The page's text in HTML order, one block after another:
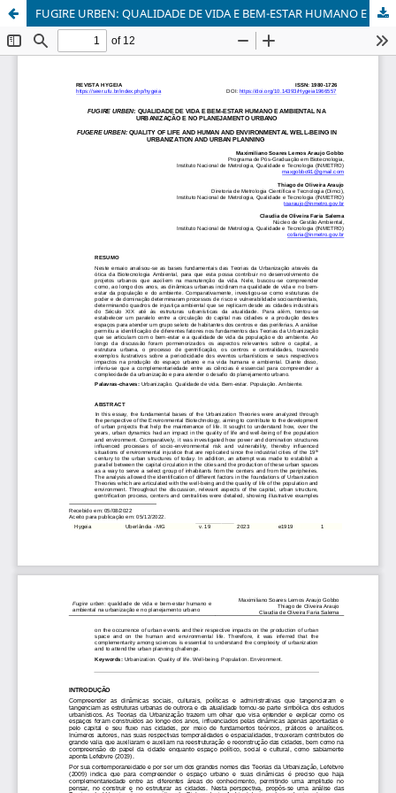
FUGIRE URBEN: QUALIDADE DE VIDA E BEM-ESTAR HUMANO E AMBIENTAL NA URBANIZAÇÃO E NO PLANEJAMENTO URBANO